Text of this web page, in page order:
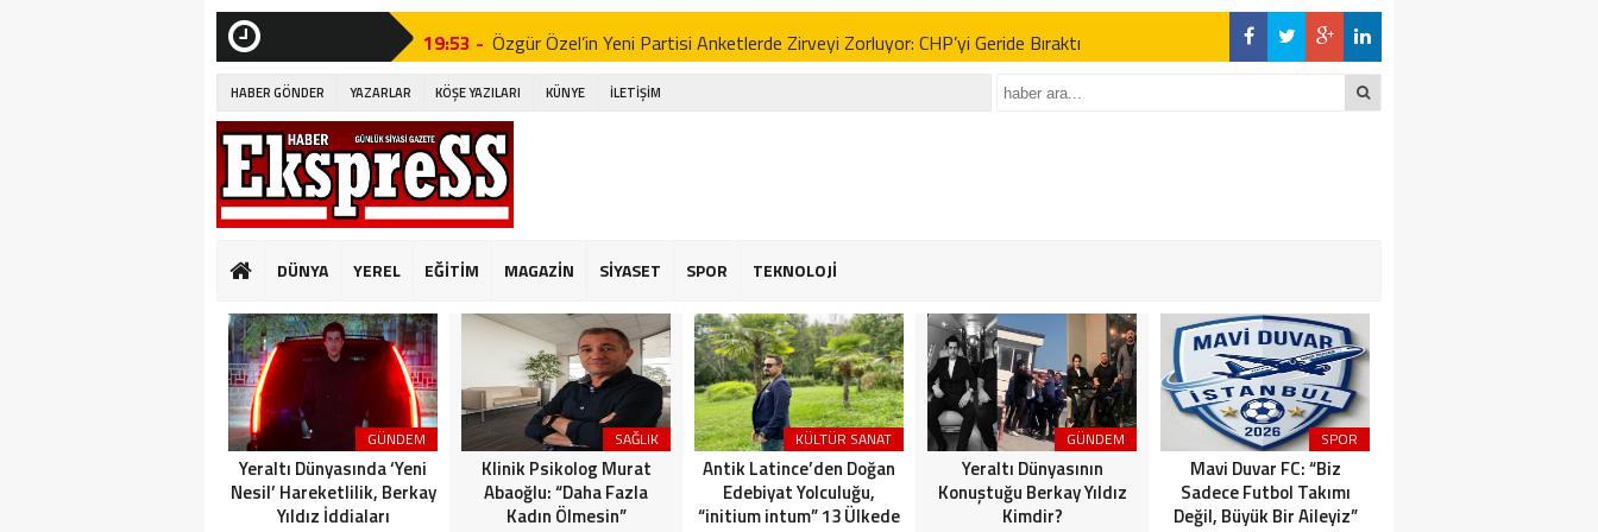
19:53 - Özgür Özel’in Yeni Partisi Anketlerde Zirveyi Zorluyor: CHP’yi Geride Bıraktı
19:51 - Fatih Erbakan’dan İttifak Açıklaması: “Seçimlere Tek Başına Girmeliyiz”
19:49 - CHP’de Yeni Parti Tartışmaları ve Sinem Dedetaş’ın Kararı: Gürsel Tekin’den Açıklamalar
09:33 - PINARTEPE’DE İMAR ADALETSİZLİĞİ: BİR YANDA ÇATI HAVUZLARI, DİĞER YANDA
GÜVENLİ KONUT BEKLEYEN HALK!
Edildi!”
19:53 - Özgür Özel’in Yeni Partisi Anketlerde Zirveyi Zorluyor: CHP’yi Geride Bıraktı
19:51 -
Fatih Erbakan’dan İttifak Açıklaması: “Seçimlere Tek Başına Girmeliyiz”
19:49 - CHP’de Yeni Parti Tartışmaları ve Sinem Dedetaş’ın Kararı: Gürsel Tekin’den Açıklamalar
HABER GÖNDER YAZARLAR KÖŞE YAZILARI KÜNYE İLETİŞİM
DÜNYA YEREL EĞİTİM MAGAZİN SİYASET SPOR TEKNOLOJİ
GÜNDEM
Yeraltı Dünyasında ‘Yeni
Nesil’ Hareketlilik, Berkay
Yıldız İddiaları
SAĞLIK
Klinik Psikolog Murat
Abaoğlu: “Daha Fazla
Kadın Ölmesin”
KÜLTÜR SANAT
Antik Latince’den Doğan
Edebiyat Yolculuğu,
“initium intum” 13 Ülkede
GÜNDEM
Yeraltı Dünyasının
Konuştuğu Berkay Yıldız
Kimdir?
SPOR
Mavi Duvar FC: “Biz
Sadece Futbol Takımı
Değil, Büyük Bir Aileyiz”